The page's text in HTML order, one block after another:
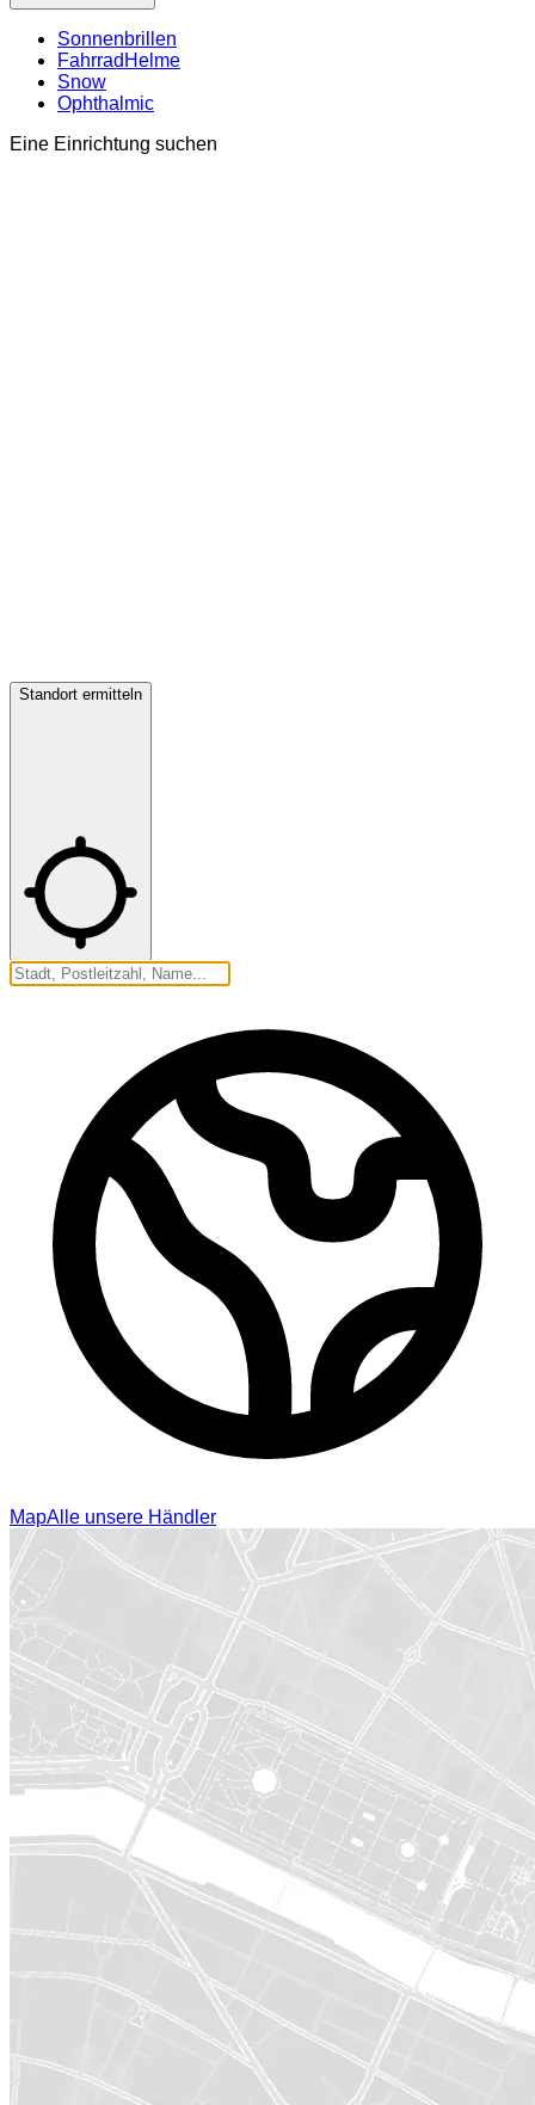
Sonnenbrillen
FahrradHelme
Snow
Ophthalmic
Eine Einrichtung suchen
Standort ermitteln
MapAlle unsere Händler